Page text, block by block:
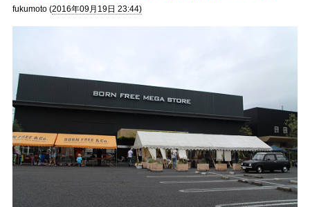
fukumoto (2016年09月19日 23:44)